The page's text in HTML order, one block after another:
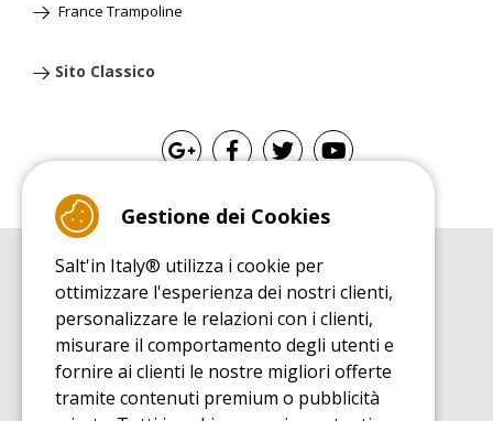
France Trampoline
Sito Classico
GUIDA ALL'ACQUISTO
Guida all'acquisito tappeti elastici
GUIDA ALL'INSTALLAZIONE
Guida al montaggio tappeto elastico da giardino
GUIDA DI MANUTENZIONE
Guida alla manutenzione del vostro tappeto elastico
Gestione dei Cookies
Salt'in Italy® utilizza i cookie per
ottimizzare l'esperienza dei nostri clienti,
personalizzare le relazioni con i clienti,
misurare il comportamento degli utenti e
fornire ai clienti le nostre migliori offerte
tramite contenuti premium o pubblicità